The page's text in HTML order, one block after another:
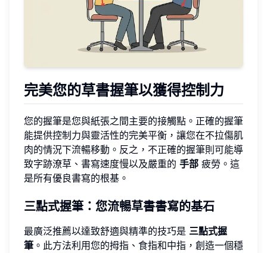
完美您的草書握筆以獲得控制力
您的握筆是您與紙張之間主要的接觸點。正確的握筆
能提供控制力與靈活性的完美平衡，讓您在不拉傷肌
肉的情況下流暢移動。反之，不正確的握筆則可能導
致字跡潦草、書寫速度慢以及嚴重的 手部 疲勞。這
是所有優良書寫的根基。
三點式握筆：您流暢草書書寫的基石
最廣泛推薦以達致舒適與精準的技巧是 三點式握
筆 。此方法利用您的拇指、食指和中指，創造一個穩